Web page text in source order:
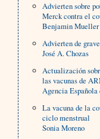
Advierten sobre
Merck contra el
Benjamin Mueller
Advierten de
José A. Chozas
Actualización
las vacunas de
Agencia
La vacuna de la
ciclo menstrual
Sonia Moreno